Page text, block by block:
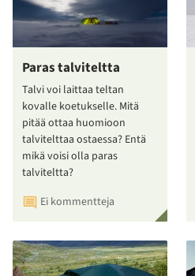
Paras talviteltta
Talvi voi laittaa teltan
kovalle koetukselle. Mitä
pitää ottaa huomioon
talvitelttaa ostaessa? Entä
mikä voisi olla paras
talviteltta?
Ei kommentteja